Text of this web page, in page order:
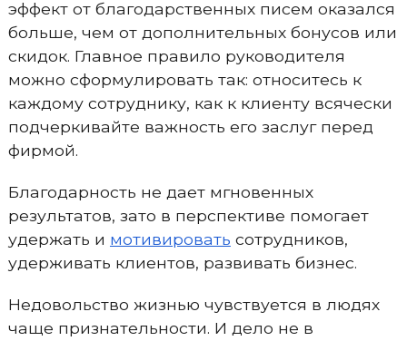
эффект от благодарственных писем оказался
больше, чем от дополнительных бонусов или
скидок. Главное правило руководителя
можно сформулировать так: относитесь к
каждому сотруднику, как к клиенту всячески
подчеркивайте важность его заслуг перед
фирмой.
Благодарность не дает мгновенных
результатов, зато в перспективе помогает
удержать и мотивировать сотрудников,
удерживать клиентов, развивать бизнес.
Недовольство жизнью чувствуется в людях
чаще признательности. И дело не в